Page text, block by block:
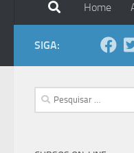
Home
SIGA:
Pesquisar
por: